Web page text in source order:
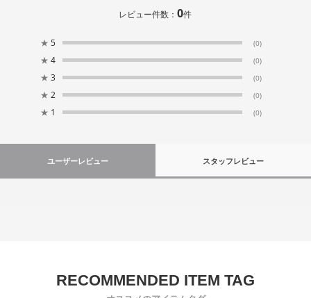
レビュー件数：0件
★ 5 (0)
★ 4 (0)
★ 3 (0)
★ 2 (0)
★ 1 (0)
ユーザーレビュー スタッフレビュー